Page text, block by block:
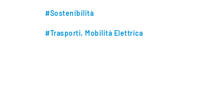
#Sostenibilità
#Trasporti, Mobilità Elettrica